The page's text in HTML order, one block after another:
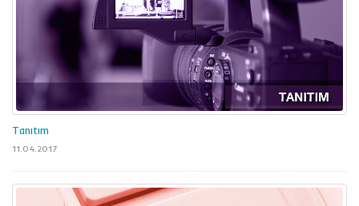
Tanıtım
11.04.2017